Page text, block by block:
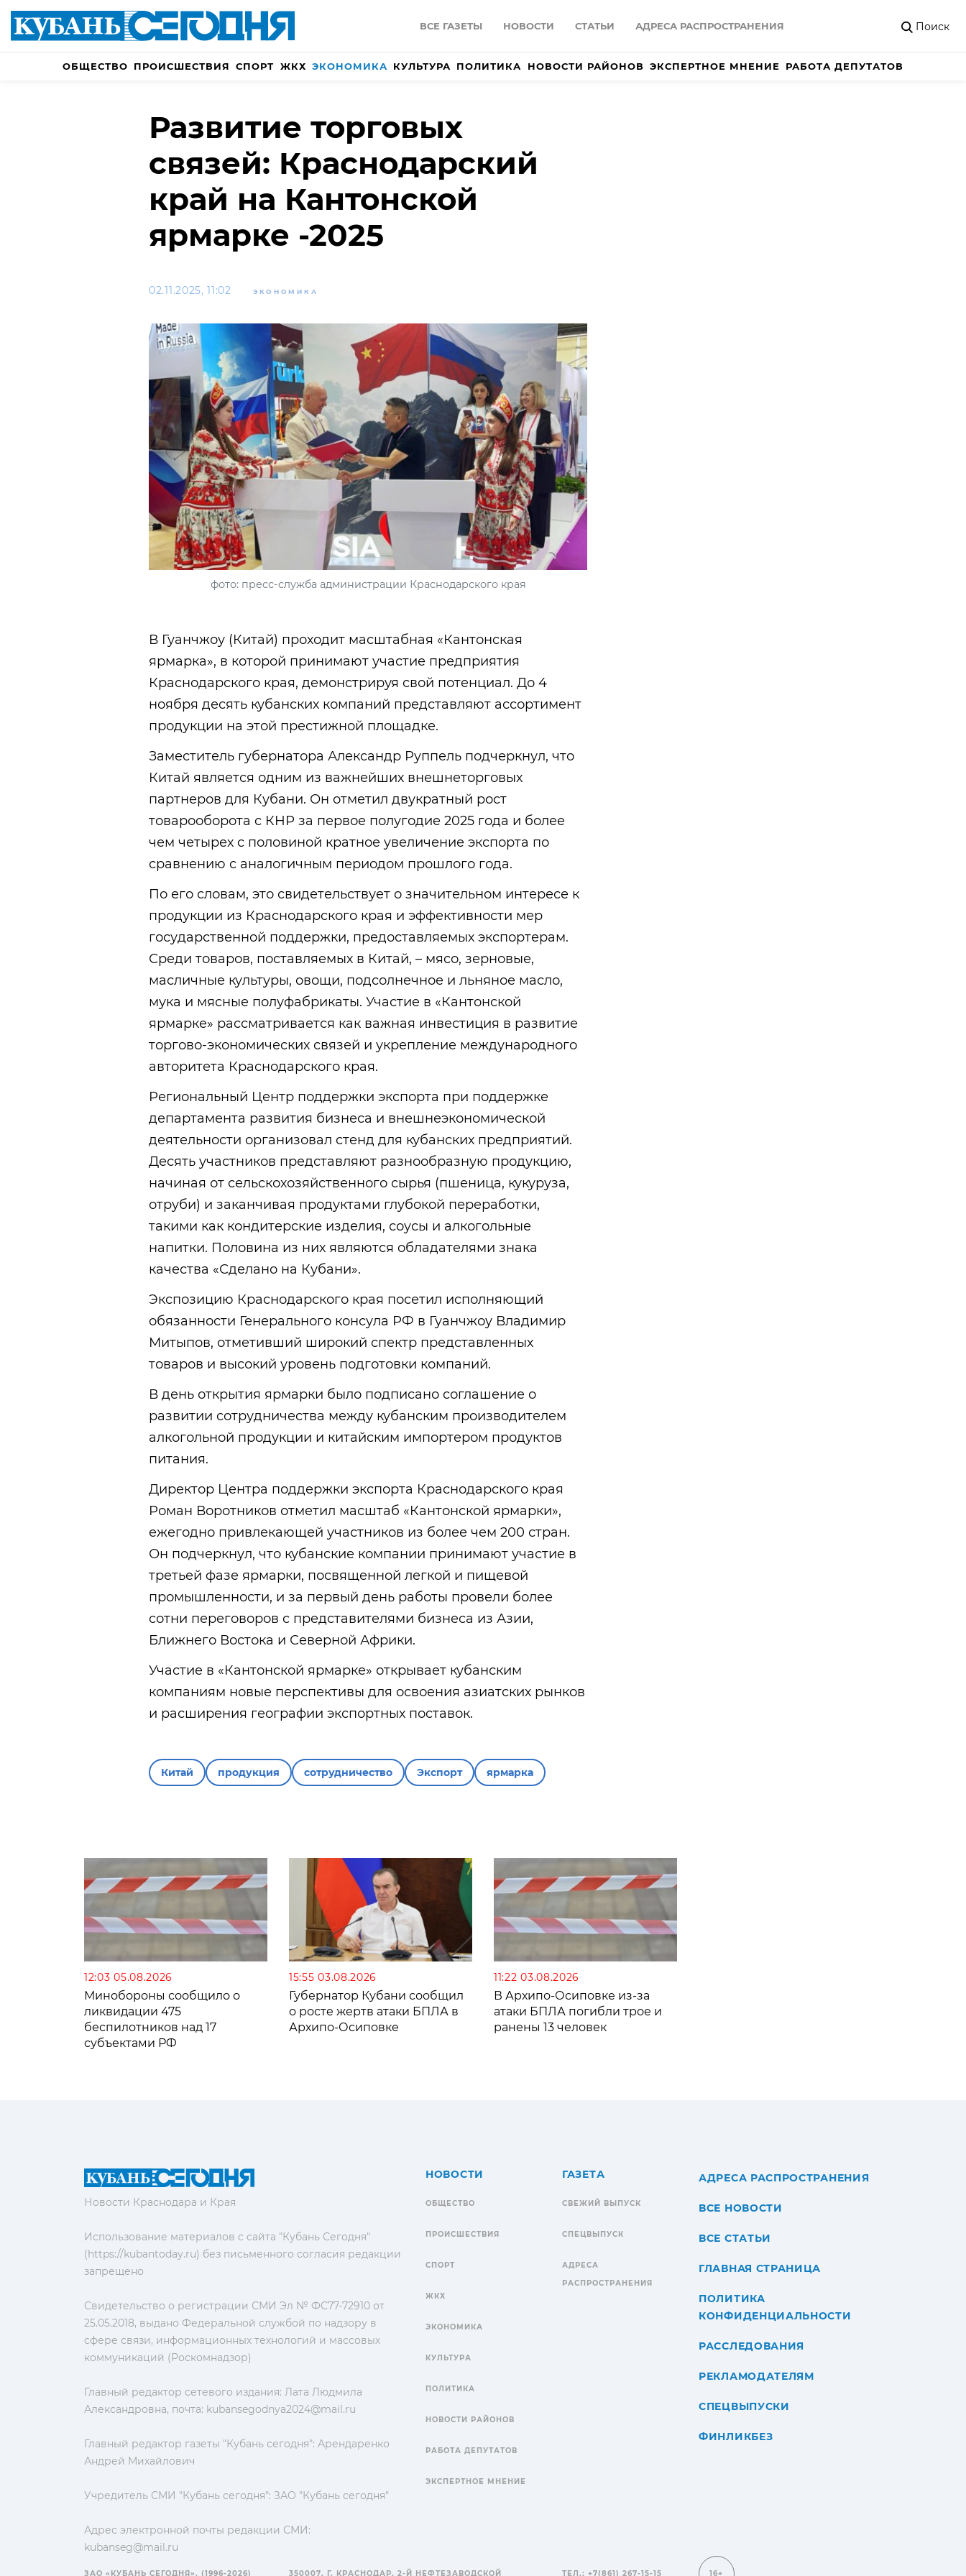
ВСЕ ГАЗЕТЫ НОВОСТИ СТАТЬИ АДРЕСА РАСПРОСТРАНЕНИЯ Поиск
ОБЩЕСТВО ПРОИСШЕСТВИЯ СПОРТ ЖКХ ЭКОНОМИКА КУЛЬТУРА ПОЛИТИКА НОВОСТИ РАЙОНОВ ЭКСПЕРТНОЕ МНЕНИЕ РАБОТА ДЕПУТАТОВ
Развитие торговых
связей: Краснодарский
край на Кантонской
ярмарке -2025
02.11.2025, 11:02 ЭКОНОМИКА
фото: пресс-служба администрации Краснодарского края
В Гуанчжоу (Китай) проходит масштабная «Кантонская
ярмарка», в которой принимают участие предприятия
Краснодарского края, демонстрируя свой потенциал. До 4
ноября десять кубанских компаний представляют ассортимент
продукции на этой престижной площадке.
Заместитель губернатора Александр Руппель подчеркнул, что
Китай является одним из важнейших внешнеторговых
партнеров для Кубани. Он отметил двукратный рост
товарооборота с КНР за первое полугодие 2025 года и более
чем четырех с половиной кратное увеличение экспорта по
сравнению с аналогичным периодом прошлого года.
По его словам, это свидетельствует о значительном интересе к
продукции из Краснодарского края и эффективности мер
государственной поддержки, предоставляемых экспортерам.
Среди товаров, поставляемых в Китай, – мясо, зерновые,
масличные культуры, овощи, подсолнечное и льняное масло,
мука и мясные полуфабрикаты. Участие в «Кантонской
ярмарке» рассматривается как важная инвестиция в развитие
торгово-экономических связей и укрепление международного
авторитета Краснодарского края.
Региональный Центр поддержки экспорта при поддержке
департамента развития бизнеса и внешнеэкономической
деятельности организовал стенд для кубанских предприятий.
Десять участников представляют разнообразную продукцию,
начиная от сельскохозяйственного сырья (пшеница, кукуруза,
отруби) и заканчивая продуктами глубокой переработки,
такими как кондитерские изделия, соусы и алкогольные
напитки. Половина из них являются обладателями знака
качества «Сделано на Кубани».
Экспозицию Краснодарского края посетил исполняющий
обязанности Генерального консула РФ в Гуанчжоу Владимир
Митыпов, отметивший широкий спектр представленных
товаров и высокий уровень подготовки компаний.
В день открытия ярмарки было подписано соглашение о
развитии сотрудничества между кубанским производителем
алкогольной продукции и китайским импортером продуктов
питания.
Директор Центра поддержки экспорта Краснодарского края
Роман Воротников отметил масштаб «Кантонской ярмарки»,
ежегодно привлекающей участников из более чем 200 стран.
Он подчеркнул, что кубанские компании принимают участие в
третьей фазе ярмарки, посвященной легкой и пищевой
промышленности, и за первый день работы провели более
сотни переговоров с представителями бизнеса из Азии,
Ближнего Востока и Северной Африки.
Участие в «Кантонской ярмарке» открывает кубанским
компаниям новые перспективы для освоения азиатских рынков
и расширения географии экспортных поставок.
Китай продукция сотрудничество Экспорт ярмарка
12:03 05.08.2026
Минобороны сообщило о
ликвидации 475
беспилотников над 17
субъектами РФ
15:55 03.08.2026
Губернатор Кубани сообщил
о росте жертв атаки БПЛА в
Архипо-Осиповке
11:22 03.08.2026
В Архипо-Осиповке из-за
атаки БПЛА погибли трое и
ранены 13 человек
Новости Краснодара и Края
Использование материалов с сайта "Кубань Сегодня"
(https://kubantoday.ru) без письменного согласия редакции
запрещено
Свидетельство о регистрации СМИ Эл № ФС77-72910 от
25.05.2018, выдано Федеральной службой по надзору в
сфере связи, информационных технологий и массовых
коммуникаций (Роскомнадзор)
Главный редактор сетевого издания: Лата Людмила
Александровна, почта: kubansegodnya2024@mail.ru
Главный редактор газеты "Кубань сегодня": Арендаренко
Андрей Михайлович
Учредитель СМИ "Кубань сегодня": ЗАО "Кубань сегодня"
Адрес электронной почты редакции СМИ:
kubanseg@mail.ru
НОВОСТИ
ОБЩЕСТВО
ПРОИСШЕСТВИЯ
СПОРТ
ЖКХ
ЭКОНОМИКА
КУЛЬТУРА
ПОЛИТИКА
НОВОСТИ РАЙОНОВ
РАБОТА ДЕПУТАТОВ
ЭКСПЕРТНОЕ МНЕНИЕ
ГАЗЕТА
СВЕЖИЙ ВЫПУСК
СПЕЦВЫПУСК
АДРЕСА
РАСПРОСТРАНЕНИЯ
АДРЕСА РАСПРОСТРАНЕНИЯ
ВСЕ НОВОСТИ
ВСЕ СТАТЬИ
ГЛАВНАЯ СТРАНИЦА
ПОЛИТИКА
КОНФИДЕНЦИАЛЬНОСТИ
РАССЛЕДОВАНИЯ
РЕКЛАМОДАТЕЛЯМ
СПЕЦВЫПУСКИ
ФИНЛИКБЕЗ
ЗАО «КУБАНЬ СЕГОДНЯ». (1996-2026) 350007, Г. КРАСНОДАР, 2-Й НЕФТЕЗАВОДСКОЙ ТЕЛ.: +7(861) 267-15-15 16+